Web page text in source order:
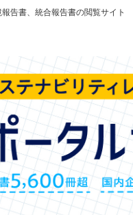
告書、統合報告書の閲覧サイト